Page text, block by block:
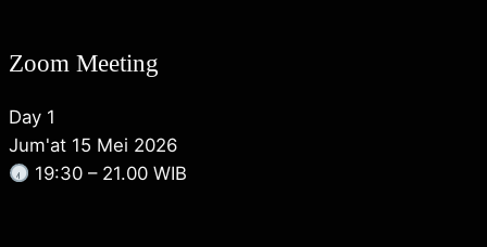
Zoom Meeting
Day 1
Jum'at 15 Mei 2026
19:30 – 21.00 WIB